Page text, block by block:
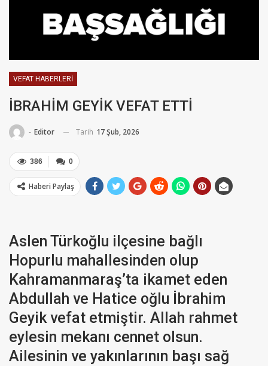
VEFAT HABERLERI
İBRAHİM GEYİK VEFAT ETTİ
- Editor Tarih 17 Şub, 2026
0
386
Haberi Paylaş
Aslen Türkoğlu ilçesine bağlı
Hopurlu mahallesinden olup
Kahramanmaraş’ta ikamet eden
Abdullah ve Hatice oğlu İbrahim
Geyik vefat etmiştir. Allah rahmet
eylesin mekanı cennet olsun.
Ailesinin ve yakınlarının başı sağ